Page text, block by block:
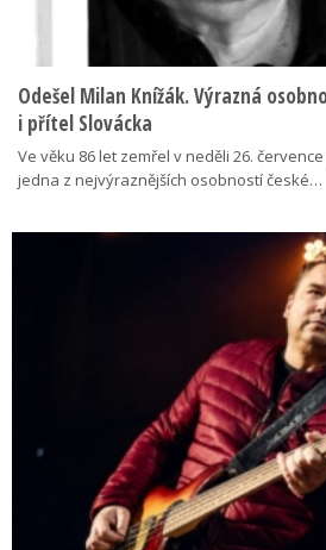
Odešel Milan Knížák. Výrazná
i přítel Slovácka
Ve věku 86 let zemřel v neděli 26.
jedna z nejvýraznějších osobností české…